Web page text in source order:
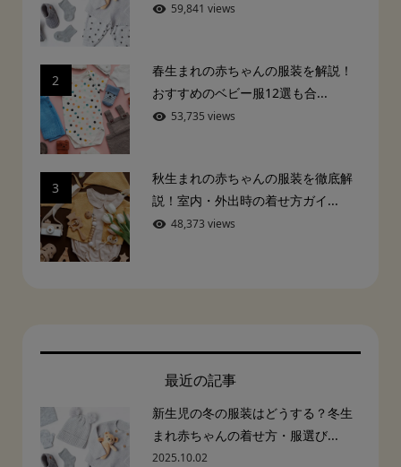
59,841 views
2
春生まれの赤ちゃんの服装を解説！
おすすめのベビー服12選も合...
53,735 views
3
秋生まれの赤ちゃんの服装を徹底解
説！室内・外出時の着せ方ガイ...
48,373 views
最近の記事
新生児の冬の服装はどうする？冬生
まれ赤ちゃんの着せ方・服選び...
2025.10.02